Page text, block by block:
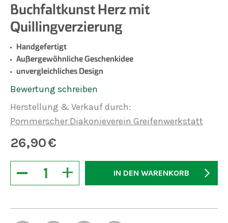
Buchfaltkunst Herz mit
Quillingverzierung
Handgefertigt
Außergewöhnliche Geschenkidee
unvergleichliches Design
Bewertung schreiben
Herstellung & Verkauf durch:
Pommerscher Diakonieverein Greifenwerkstatt
26,90€
+
− IN DEN WARENKORB